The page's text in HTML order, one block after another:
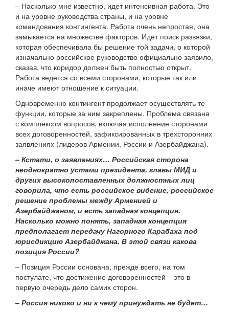
– Насколько мне известно, идет интенсивная работа. Это
и на уровне руководства страны, и на уровне
командования контингента. Работа очень непростая, она
замыкается на множестве факторов. Идет поиск развязки,
которая обеспечивала бы решение той задачи, о которой
изначально российское руководство официально заявило,
сказав, что коридор должен быть полностью открыт.
Работа ведется со всеми сторонами, которые так или
иначе имеют отношение к ситуации.
Одновременно контингент продолжает осуществлять те
функции, которые за ним закреплены. Проблема связана
с комплексом вопросов, включая исполнение сторонами
всех договоренностей, зафиксированных в трехсторонних
заявлениях (лидеров Армении, России и Азербайджана).
– Кстати, о заявлениях… Российская сторона
неоднократно устами президента, главы МИД и
других высокопоставленных должностных лиц
говорила, что есть российское видение, российское
решение проблемы между Арменией и
Азербайджаном, и есть западная концепция.
Насколько можно понять, западная концепция
предполагает передачу Нагорного Карабаха под
юрисдикцию Азербайджана. В этой связи какова
позиция России?
– Позиция России основана, прежде всего, на том
постулате, что достижение договоренностей – это в
первую очередь дело самих сторон.
– Россия никого и ни к чему принуждать не будет…